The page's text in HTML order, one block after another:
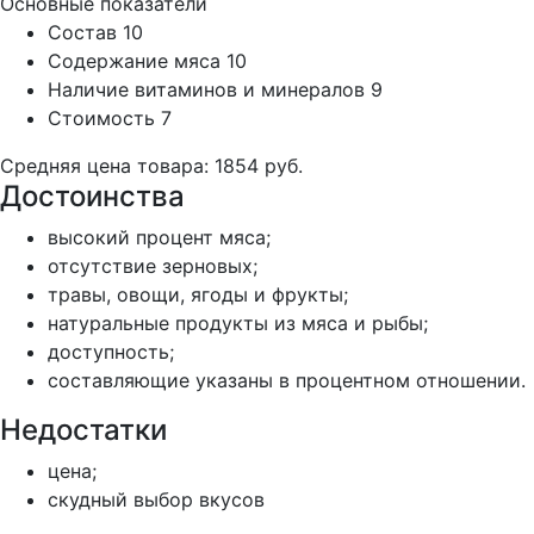
Состав 10
Содержание мяса 10
Наличие витаминов и минералов 9
Стоимость 7
Средняя цена товара: 1854 руб.
Достоинства
высокий процент мяса;
отсутствие зерновых;
травы, овощи, ягоды и фрукты;
натуральные продукты из мяса и рыбы;
доступность;
составляющие указаны в процентном отношении.
Недостатки
цена;
скудный выбор вкусов